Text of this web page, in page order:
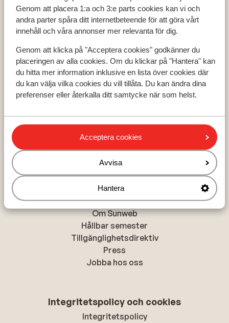
Genom att placera 1:a och 3:e parts cookies kan vi och
andra parter spåra ditt internetbeteende för att göra vårt
innehåll och våra annonser mer relevanta för dig.
Genom att klicka på "Acceptera cookies" godkänner du
placeringen av alla cookies. Om du klickar på "Hantera" kan
du hitta mer information inklusive en lista över cookies där
du kan välja vilka cookies du vill tillåta. Du kan ändra dina
preferenser eller återkalla ditt samtycke när som helst.
Acceptera cookies
Avvisa
Hantera
Spanien
Kreta
Zakynthos
Turkiets sydkust
Populära städer
Chania
Alanya
Rhodos-stad
Om Sunweb
Om Sunweb
Hållbar semester
Tillgänglighetsdirektiv
Press
Jobba hos oss
Integritetspolicy och cookies
Integritetspolicy